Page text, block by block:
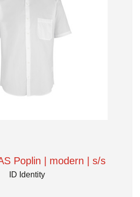
Poplin | modern | s/s
ID Identity